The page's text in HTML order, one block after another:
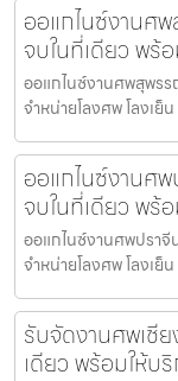
ออแกไนซ์งานศ
จบในที่เดียว พร้
ออแกไนซ์งานศพสุพร
จำหน่ายโลงศพ โลงเ
ออแกไนซ์งานศ
จบในที่เดียว พร้
ออแกไนซ์งานศพปรา
จำหน่ายโลงศพ โลงเ
รับจัดงานศพเชี
เดียว พร้อมให้บ